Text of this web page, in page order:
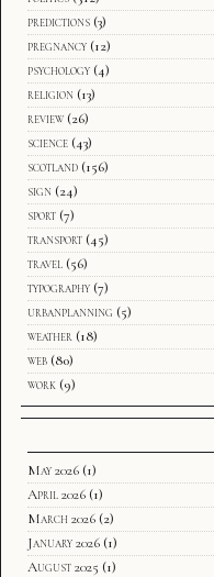
predictions (3)
pregnancy (12)
psychology (4)
religion (13)
review (26)
science (43)
scotland (156)
sign (24)
sport (7)
transport (45)
travel (56)
typography (7)
urbanplanning (5)
weather (18)
web (80)
work (9)
May 2026 (1)
April 2026 (1)
March 2026 (2)
January 2026 (1)
August 2025 (1)